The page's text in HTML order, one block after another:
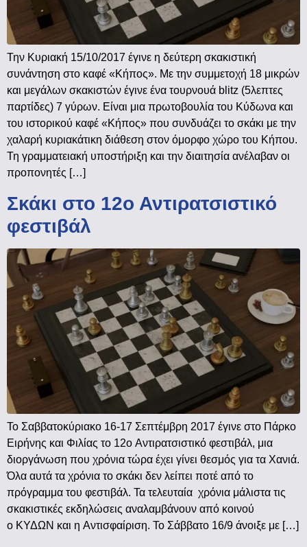
Την Κυριακή 15/10/2017 έγινε η δεύτερη σκακιστική
συνάντηση στο καφέ «Κήπος». Με την συμμετοχή 18 μικρών
και μεγάλων σκακιστών έγινε ένα τουρνουά blitz (5λεπτες
παρτίδες) 7 γύρων. Είναι μια πρωτοβουλία του Κύδωνα και
του ιστορικού καφέ «Κήπος» που συνδυάζει το σκάκι με την
χαλαρή κυριακάτικη διάθεση στον όμορφο χώρο του Κήπου.
Τη γραμματειακή υποστήριξη και την διαιτησία ανέλαβαν οι
προπονητές […]
Σκάκι στο 12ο Αντιρατσιστικό
φεστιβάλ
Το Σαββατοκύριακο 16-17 Σεπτέμβρη 2017 έγινε στο Πάρκο
Ειρήνης και Φιλίας το 12ο Αντιρατσιστικό φεστιβάλ, μια
διοργάνωση που χρόνια τώρα έχει γίνει θεσμός για τα Χανιά.
Όλα αυτά τα χρόνια το σκάκι δεν λείπει ποτέ από το
πρόγραμμα του φεστιβάλ. Τα τελευταία χρόνια μάλιστα τις
σκακιστικές εκδηλώσεις αναλαμβάνουν από κοινού
ο ΚΥΔΩΝ και η Αντισφαίριση. Το Σάββατο 16/9 άνοιξε με […]